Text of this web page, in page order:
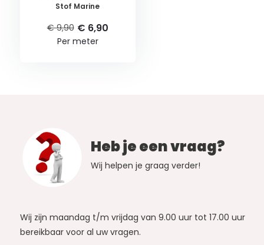
Stof Marine
€ 9,90 € 6,90
Per meter
Heb je een vraag?
Wij helpen je graag verder!
Wij zijn maandag t/m vrijdag van 9.00 uur tot 17.00 uur
bereikbaar voor al uw vragen.